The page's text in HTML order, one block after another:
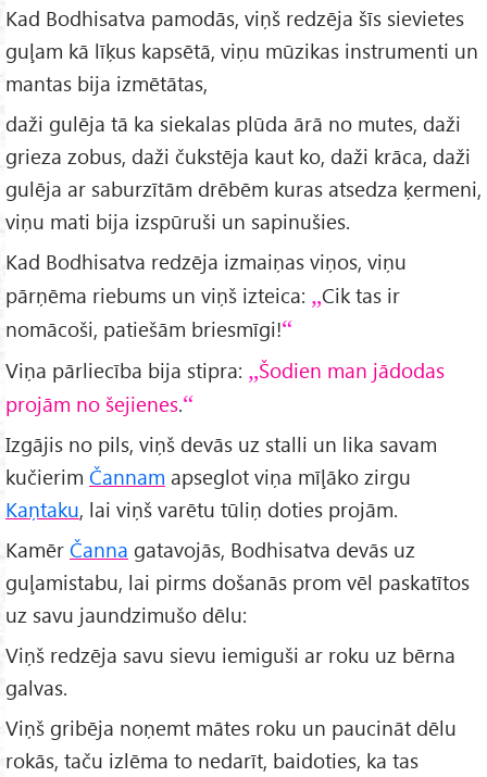
Kad Bodhisatva pamodās, viņš redzēja šīs sievietes
guļam kā līķus kapsētā, viņu mūzikas instrumenti un
mantas bija izmētātas,
daži gulēja tā ka siekalas plūda ārā no mutes, daži
grieza zobus, daži čukstēja kaut ko, daži krāca, daži
gulēja ar saburzītām drēbēm kuras atsedza ķermeni,
viņu mati bija izspūruši un sapinušies.
Kad Bodhisatva redzēja izmaiņas viņos, viņu
pārņēma riebums un viņš izteica:
Cik tas ir
nomācoši, patiešām briesmīgi!
Viņa pārliecība bija stipra:
Šodien man jādodas
projām no šejienes.
Izgājis no pils, viņš devās uz stalli un lika savam
kučierim Čannam apseglot viņa mīļāko zirgu
Kaņtaku, lai viņš varētu tūliņ doties projām.
Kamēr Čanna gatavojās, Bodhisatva devās uz
guļamistabu, lai pirms došanās prom vēl paskatītos
uz savu jaundzimušo dēlu:
Viņš redzēja savu sievu iemiguši ar roku uz bērna
galvas.
Viņš gribēja noņemt mātes roku un paucināt dēlu
rokās, taču izlēma to nedarīt, baidoties, ka tas